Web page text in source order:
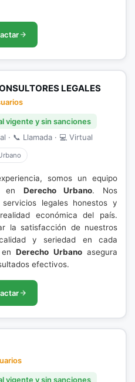
LEGALES
vigente y sin sanciones
· 📞 Llamada · 💻 Virtual
somos un equipo
en Derecho Urbano. Nos
legales honestos y
económica del país.
la satisfacción de nuestros
y seriedad en cada
Derecho Urbanoasegura
efectivos.
vigente y sin sanciones